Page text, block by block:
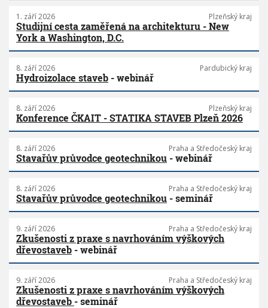
1. září 2026 Plzeňský kraj
Studijní cesta zaměřená na architekturu - New
York a Washington, D.C.
8. září 2026 Pardubický kraj
Hydroizolace staveb - webinář
8. září 2026 Plzeňský kraj
Konference ČKAIT - STATIKA STAVEB Plzeň 2026
8. září 2026 Praha a Středočeský kraj
Stavařův průvodce geotechnikou - webinář
8. září 2026 Praha a Středočeský kraj
Stavařův průvodce geotechnikou - seminář
9. září 2026 Praha a Středočeský kraj
Zkušenosti z praxe s navrhováním výškových
dřevostaveb - webinář
9. září 2026 Praha a Středočeský kraj
Zkušenosti z praxe s navrhováním výškových
dřevostaveb - seminář